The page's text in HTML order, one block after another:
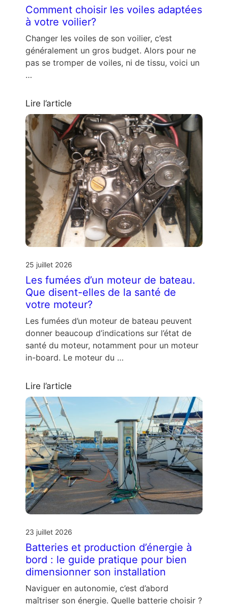
Comment choisir les voiles adaptées
à votre voilier?
Changer les voiles de son voilier, c’est
généralement un gros budget. Alors pour ne
pas se tromper de voiles, ni de tissu, voici un
…
Lire l’article
25 juillet 2026
Les fumées d’un moteur de bateau.
Que disent-elles de la santé de
votre moteur?
Les fumées d’un moteur de bateau peuvent
donner beaucoup d’indications sur l’état de
santé du moteur, notamment pour un moteur
in-board. Le moteur du …
Lire l’article
23 juillet 2026
Batteries et production d’énergie à
bord : le guide pratique pour bien
dimensionner son installation
Naviguer en autonomie, c’est d’abord
maîtriser son énergie. Quelle batterie choisir ?